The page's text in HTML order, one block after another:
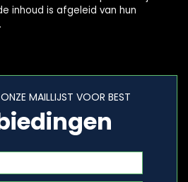
inhoud is afgeleid van hun
MAILLIJST VOOR BEST